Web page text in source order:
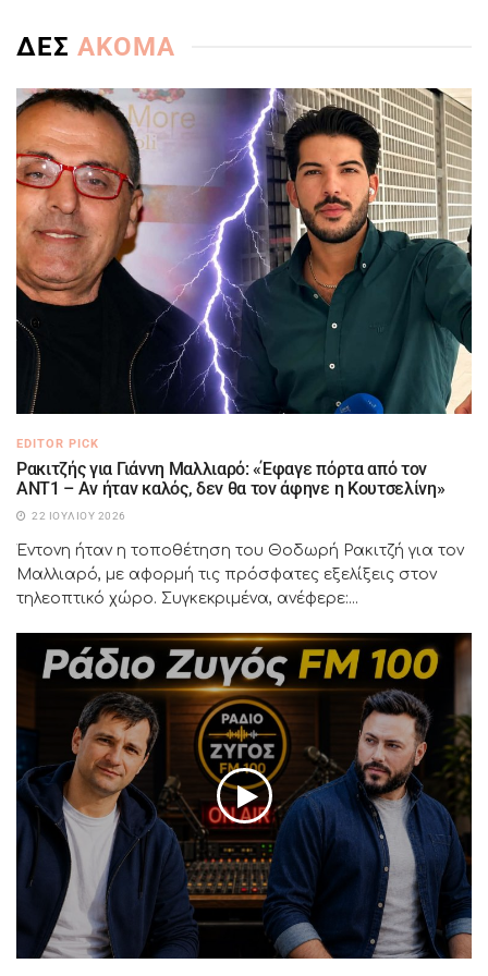
ΔΕΣ ΑΚΟΜΑ
EDITOR PICK
Ρακιτζής για Γιάννη Μαλλιαρό: «Έφαγε πόρτα από τον
ΑΝΤ1 – Αν ήταν καλός, δεν θα τον άφηνε η Κουτσελίνη»
22 ΙΟΥΛΊΟΥ 2026
Έντονη ήταν η τοποθέτηση του Θοδωρή Ρακιτζή για τον
Μαλλιαρό, με αφορμή τις πρόσφατες εξελίξεις στον
τηλεοπτικό χώρο. Συγκεκριμένα, ανέφερε:...